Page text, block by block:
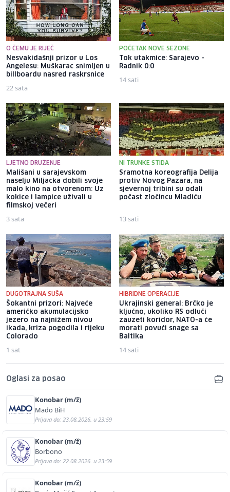
O ČEMU JE RIJEČ
Nesvakidašnji prizor u Los
Angelesu: Muškarac snimljen u
billboardu nasred raskrsnice
22 sata
POČETAK NOVE SEZONE
Tok utakmice: Sarajevo -
Radnik 0:0
14 sati
LJETNO DRUŽENJE
Mališani u sarajevskom
naselju Miljacka dobili svoje
malo kino na otvorenom: Uz
kokice i lampice uživali u
filmskoj večeri
3 sata
NI TRUNKE STIDA
Sramotna koreografija Delija
protiv Novog Pazara, na
sjevernoj tribini su odali
počast zločincu Mladiću
13 sati
DUGOTRAJNA SUŠA
Šokantni prizori: Najveće
američko akumulacijsko
jezero na najnižem nivou
ikada, kriza pogodila i rijeku
Colorado
1 sat
HIBRIDNE OPERACIJE
Ukrajinski general: Brčko je
ključno, ukoliko RS odluči
zauzeti koridor, NATO-a će
morati povući snage sa
Baltika
14 sati
Oglasi za posao
Konobar (m/ž)
Mado BiH
Prijava do: 23.08.2026. u 23:59
Konobar (m/ž)
Borbono
Prijava do: 22.08.2026. u 23:59
Konobar (m/ž)